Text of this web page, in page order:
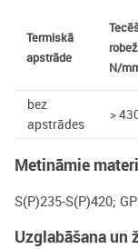
Termiskā
apstrāde
N/
bez
apstrādes
>
Metināmie
S(P)235-S(P)420;
Uzglabāšana un